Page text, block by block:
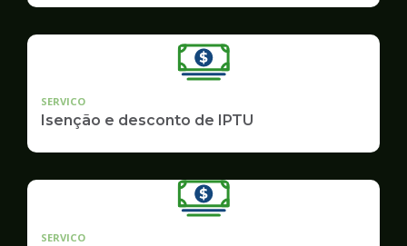
SERVICO
Isenção e desconto de IPTU
SERVICO